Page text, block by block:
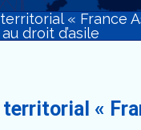
« France
droit d’asile
«